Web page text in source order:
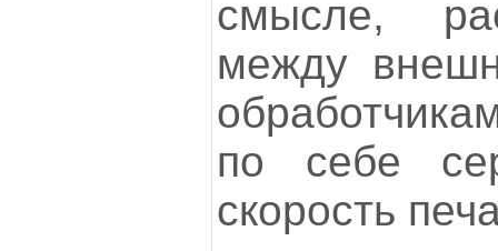
смысле,
между
по себе
скорость